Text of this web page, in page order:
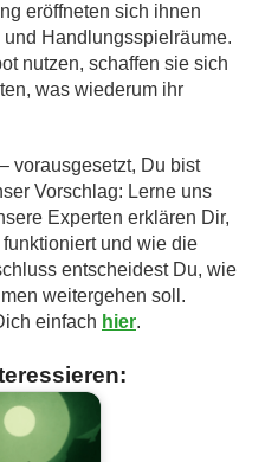
eröffneten sich ihnen
Handlungsspielräume.
nutzen, schaffen sie sich
was wiederum ihr
vorausgesetzt, Du bist
Vorschlag: Lerne uns
Experten erklären Dir,
und wie die
entscheidest Du, wie
weitergehen soll.
einfach hier.